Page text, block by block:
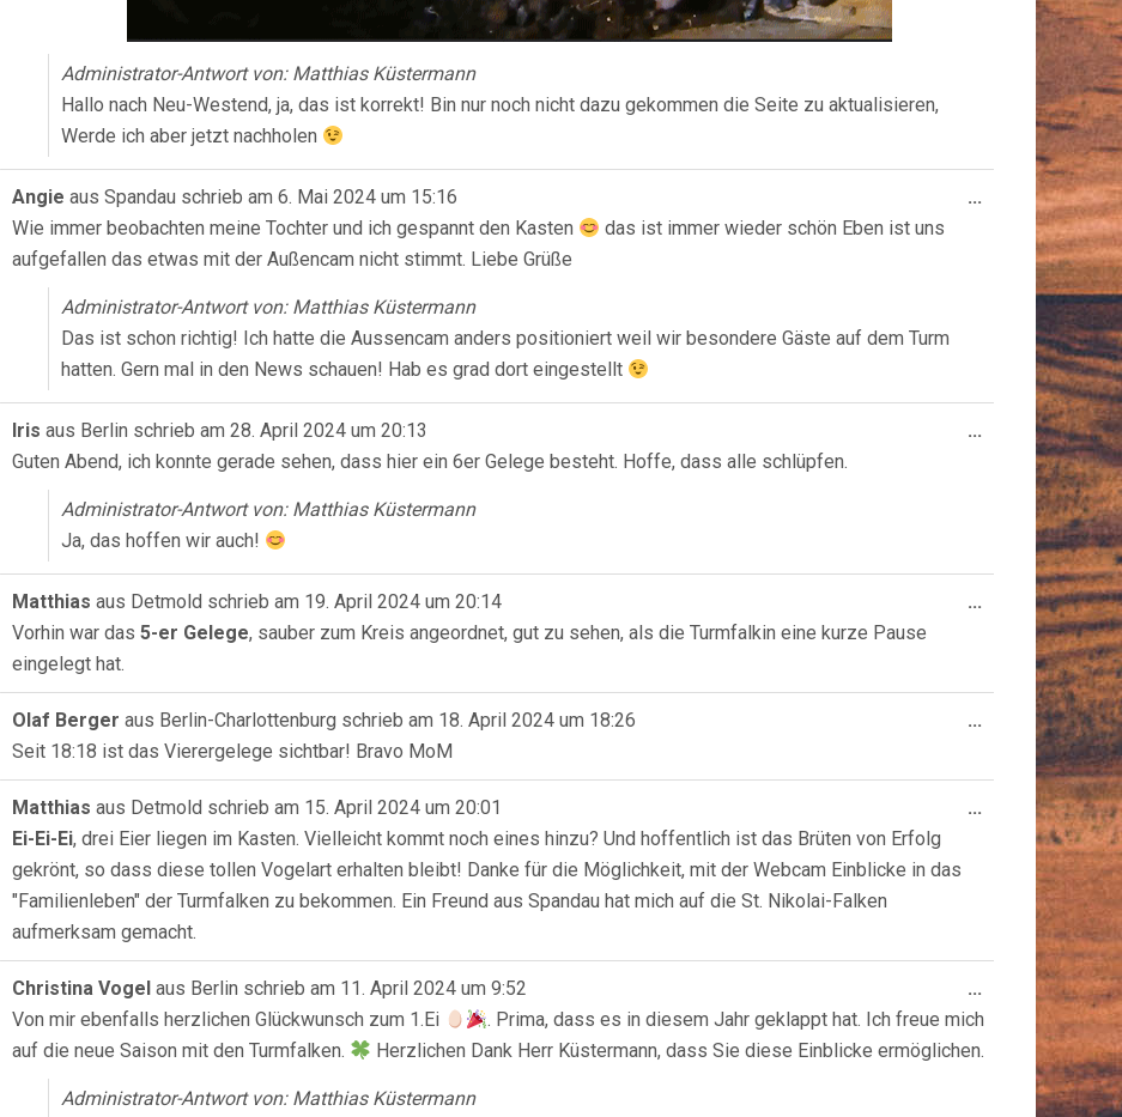
Administrator-Antwort von: Matthias Küstermann
Hallo nach Neu-Westend, ja, das ist korrekt! Bin nur noch nicht dazu gekommen die Seite zu aktualisieren,
Werde ich aber jetzt nachholen
Angie aus Spandau schrieb am 6. Mai 2024 um 15:16
Wie immer beobachten meine Tochter und ich gespannt den Kasten
das ist immer wieder schön Eben ist uns
aufgefallen das etwas mit der Außencam nicht stimmt. Liebe Grüße
Administrator-Antwort von: Matthias Küstermann
Das ist schon richtig! Ich hatte die Aussencam anders positioniert weil wir besondere Gäste auf dem Turm
hatten. Gern mal in den News schauen! Hab es grad dort eingestellt
...
Metabox
ein-/
Iris aus Berlin schrieb am 28. April 2024 um 20:13
Guten Abend, ich konnte gerade sehen, dass hier ein 6er Gelege besteht. Hoffe, dass alle schlüpfen.
Administrator-Antwort von: Matthias Küstermann
Ja, das hoffen wir auch!
...
Metabox
ein-/
Matthias aus Detmold schrieb am 19. April 2024 um 20:14
Vorhin war das 5-er Gelege, sauber zum Kreis angeordnet, gut zu sehen, als die Turmfalkin eine kurze Pause
eingelegt hat.
...
Metabox
ein-/
Olaf Berger aus Berlin-Charlottenburg schrieb am 18. April 2024 um 18:26
Seit 18:18 ist das Vierergelege sichtbar! Bravo MoM
...
Metabox
ein-/
Matthias aus Detmold schrieb am 15. April 2024 um 20:01
Ei-Ei-Ei, drei Eier liegen im Kasten. Vielleicht kommt noch eines hinzu? Und hoffentlich ist das Brüten von Erfolg
gekrönt, so dass diese tollen Vogelart erhalten bleibt! Danke für die Möglichkeit, mit der Webcam Einblicke in das
"Familienleben" der Turmfalken zu bekommen. Ein Freund aus Spandau hat mich auf die St. Nikolai-Falken
aufmerksam gemacht.
...
Metabox
ein-/
Christina Vogel aus Berlin schrieb am 11. April 2024 um 9:52
Von mir ebenfalls herzlichen Glückwunsch zum 1.Ei
. Prima, dass es in diesem Jahr geklappt hat. Ich freue mich
auf die neue Saison mit den Turmfalken.
Herzlichen Dank Herr Küstermann, dass Sie diese Einblicke ermöglichen.
Administrator-Antwort von: Matthias Küstermann
...
Metabox
ein-/